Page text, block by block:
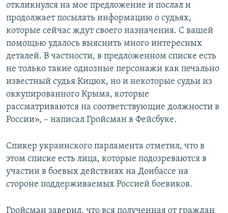
откликнулся на мое предложение и послал и
продолжает посылать информацию о судьях,
которые сейчас ждут своего назначения. С вашей
помощью удалось выяснить много интересных
деталей. В частности, в предложенном списке есть
не только такие одиозные персонажи как печально
известный судья Кицюк, но и некоторые судьи из
оккупированного Крыма, которые
рассматриваются на соответствующие должности в
России», – написал Гройсман в Фейсбуке.
Спикер украинского парламента отметил, что в
этом списке есть лица, которые подозреваются в
участии в боевых действиях на Донбассе на
стороне поддерживаемых Россией боевиков.
Гройсман заверил, что вся полученная от граждан